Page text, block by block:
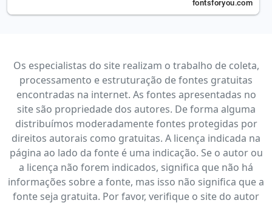
Os especialistas do site realizam o trabalho de coleta,
processamento e estruturação de fontes gratuitas
encontradas na internet. As fontes apresentadas no
site são propriedade dos autores. De forma alguma
distribuímos moderadamente fontes protegidas por
direitos autorais como gratuitas. A licença indicada na
página ao lado da fonte é uma indicação. Se o autor ou
a licença não forem indicados, significa que não há
informações sobre a fonte, mas isso não significa que a
fonte seja gratuita. Por favor, verifique o site do autor